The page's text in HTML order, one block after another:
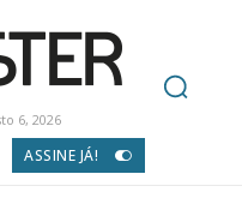
6, 2026
ASSINE JÁ!